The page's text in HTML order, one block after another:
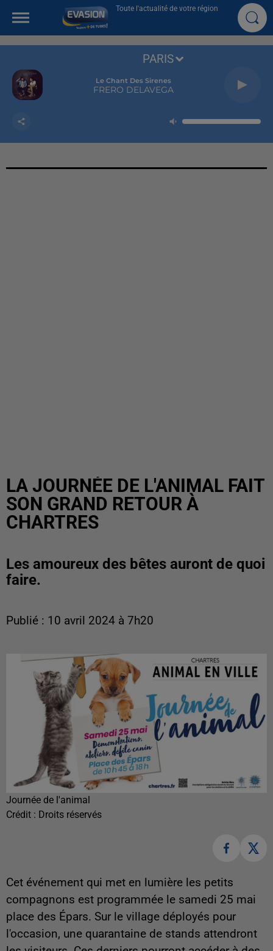
Toute l'actualité de votre région
Le Chant Des Sirenes
FRERO DELAVEGA
PARIS
LA JOURNÉE DE L'ANIMAL FAIT
SON GRAND RETOUR À
CHARTRES
Les amoureux des bêtes auront de quoi
faire.
Publié : 10 avril 2024 à 7h20
Journée de l'animal
Crédit : Droits réservés
Cet événement qui met en lumière les petits
compagnons est programmée le samedi 25 mai
place des Épars. Sur le village déployés pour
l'occasion, une quarantaine de stands attendront